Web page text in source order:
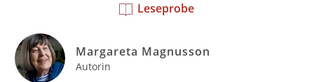
Leseprobe
Margareta Magnusson
Autorin